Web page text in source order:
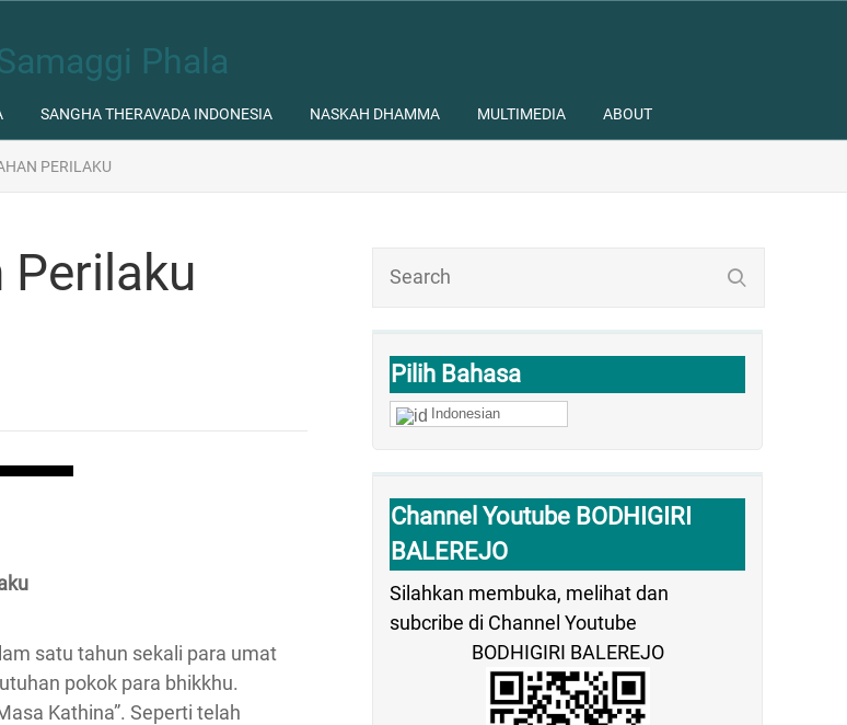
Phala
SANGHA THERAVADA INDONESIA NASKAH DHAMMA MULTIMEDIA ABOUT
PERILAKU
Pilih Bahasa
Indonesian
Channel Youtube BODHIGIRI
BALEREJO
Silahkan membuka, melihat dan
subcribe di Channel Youtube
BODHIGIRI BALEREJO
Perilaku
satu tahun sekali para umat
pokok para bhikkhu.
Kathina”. Seperti telah